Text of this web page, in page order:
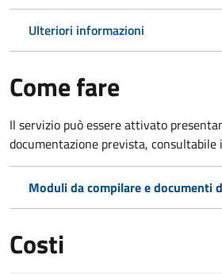
Ulteriori informazioni
Come fare
Il servizio può essere attivato
documentazione prevista, consultabile
Moduli da compilare e documenti
Costi